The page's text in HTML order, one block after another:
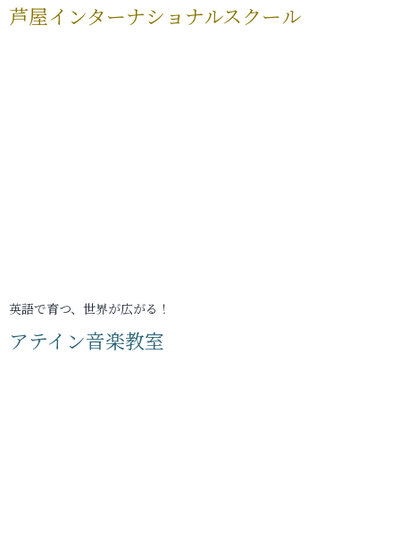
芦屋インターナショナルスクール
英語で育つ、世界が広がる！
アテイン音楽教室